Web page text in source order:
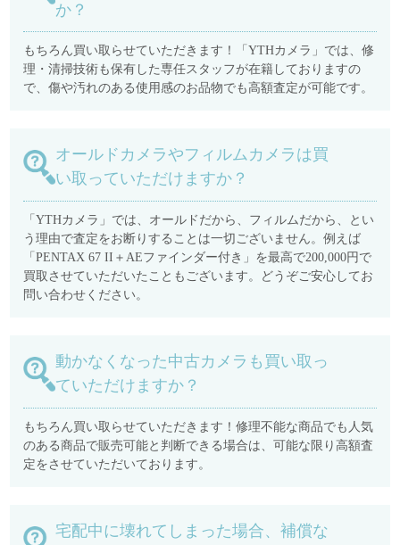
か？
もちろん買い取らせていただきます！「YTHカメラ」では、修
理・清掃技術も保有した専任スタッフが在籍しておりますの
で、傷や汚れのある使用感のお品物でも高額査定が可能です。
オールドカメラやフィルムカメラは買
い取っていただけますか？
「YTHカメラ」では、オールドだから、フィルムだから、とい
う理由で査定をお断りすることは一切ございません。例えば
「PENTAX 67 II＋AEファインダー付き」を最高で200,000円で
買取させていただいたこともございます。どうぞご安心してお
問い合わせください。
動かなくなった中古カメラも買い取っ
ていただけますか？
もちろん買い取らせていただきます！修理不能な商品でも人気
のある商品で販売可能と判断できる場合は、可能な限り高額査
定をさせていただいております。
宅配中に壊れてしまった場合、補償な